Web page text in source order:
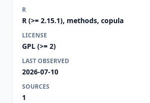
R
R (>= 2.15.1), methods, copula
LICENSE
GPL (>= 2)
LAST OBSERVED
2026-07-10
SOURCES
1